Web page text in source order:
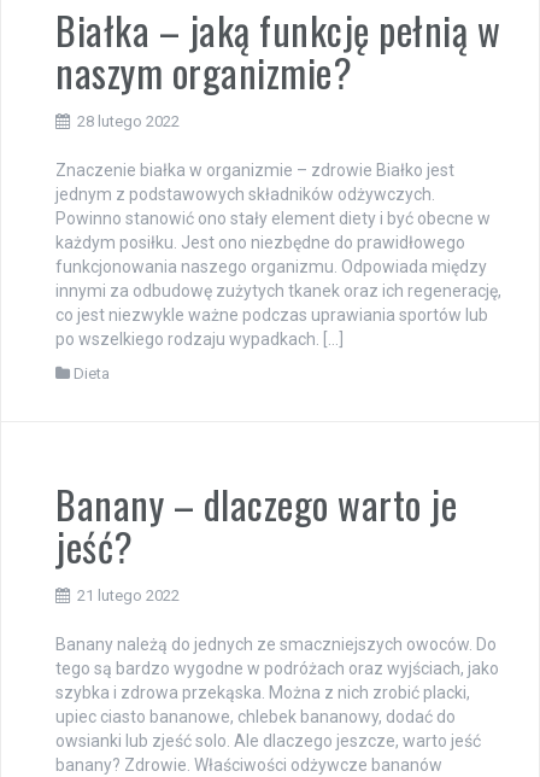
Białka – jaką funkcję pełnią w
naszym organizmie?
28 lutego 2022
Znaczenie białka w organizmie – zdrowie Białko jest
jednym z podstawowych składników odżywczych.
Powinno stanowić ono stały element diety i być obecne w
każdym posiłku. Jest ono niezbędne do prawidłowego
funkcjonowania naszego organizmu. Odpowiada między
innymi za odbudowę zużytych tkanek oraz ich regenerację,
co jest niezwykle ważne podczas uprawiania sportów lub
po wszelkiego rodzaju wypadkach. […]
Dieta
Banany – dlaczego warto je
jeść?
21 lutego 2022
Banany należą do jednych ze smaczniejszych owoców. Do
tego są bardzo wygodne w podróżach oraz wyjściach, jako
szybka i zdrowa przekąska. Można z nich zrobić placki,
upiec ciasto bananowe, chlebek bananowy, dodać do
owsianki lub zjeść solo. Ale dlaczego jeszcze, warto jeść
banany? Zdrowie. Właściwości odżywcze bananów